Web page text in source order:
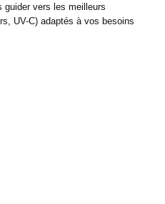
guider vers les meilleurs
UV-C) adaptés à vos besoins